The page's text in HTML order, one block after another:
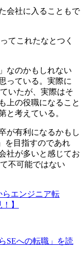
会社に入ることもで
てこれたなとつく
なのかもしれない
っている。実際に
いたが、実際はそ
上の役職になること
と考えている。
が有利になるかもし
を目指すのであれ
社が多いと感じてお
不可能ではない
エンジニア転
】
SEへの転職」を読